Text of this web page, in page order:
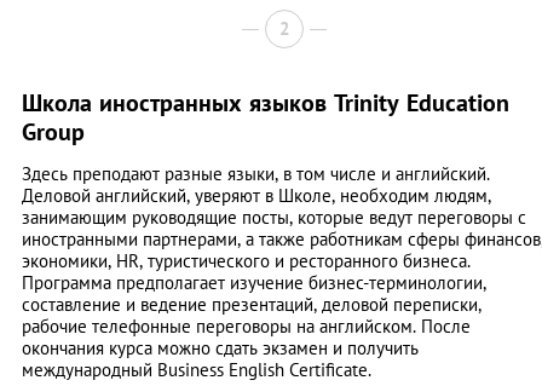
2
Школа иностранных языков Trinity Education
Group
Здесь преподают разные языки, в том числе и английский.
Деловой английский, уверяют в Школе, необходим людям,
занимающим руководящие посты, которые ведут переговоры с
иностранными партнерами, а также работникам сферы
экономики, HR, туристического и ресторанного бизнеса.
Программа предполагает изучение бизнес-терминологии,
составление и ведение презентаций, деловой переписки,
рабочие телефонные переговоры на английском. После
окончания курса можно сдать экзамен и получить
международный Business English Certificate.